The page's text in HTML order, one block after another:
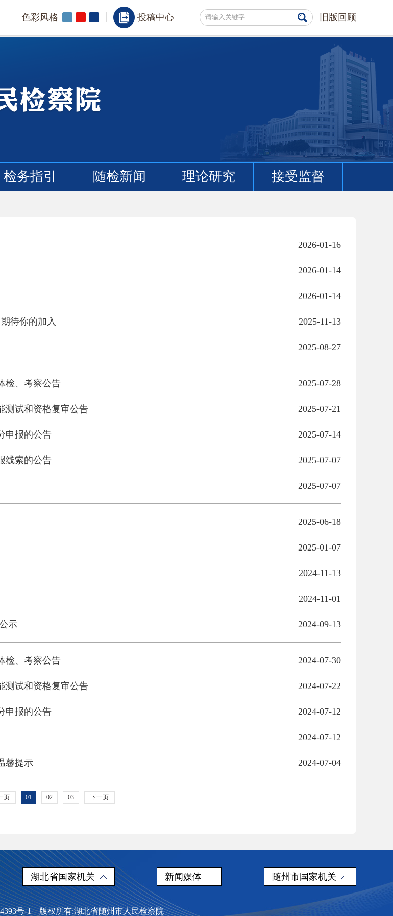
色彩风格 投稿中心 旧版回顾
检务指引 随检新闻 理论研究 接受监督
2026-01-16
2026-01-14
2026-01-14
2025-11-13
待你的加入
2025-08-27
2025-07-28
检、考察公告
2025-07-21
测试和资格复审公告
2025-07-14
申报的公告
2025-07-07
线索的公告
2025-07-07
2025-06-18
2025-01-07
2024-11-13
2024-11-01
2024-09-13
示
2024-07-30
检、考察公告
2024-07-22
测试和资格复审公告
2024-07-12
申报的公告
2024-07-12
2024-07-04
馨提示
页 01 02 03 下一页
湖北省国家机关 新闻媒体 随州市国家机关
号-1 版权所有:湖北省随州市人民检察院